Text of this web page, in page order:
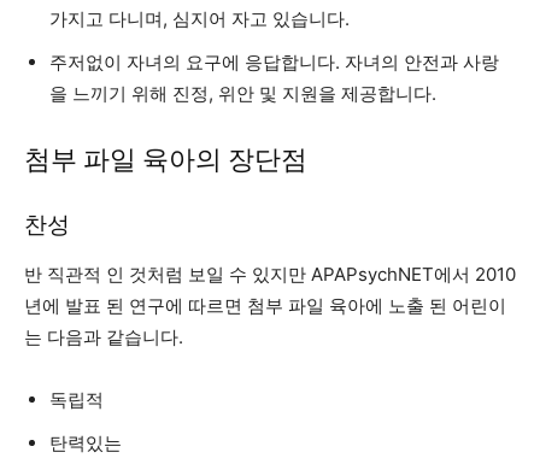
가지고 다니며, 심지어 자고 있습니다.
주저없이 자녀의 요구에 응답합니다. 자녀의 안전과 사랑
을 느끼기 위해 진정, 위안 및 지원을 제공합니다.
첨부 파일 육아의 장단점
찬성
반 직관적 인 것처럼 보일 수 있지만 APAPsychNET에서 2010
년에 발표 된 연구에 따르면 첨부 파일 육아에 노출 된 어린이
는 다음과 같습니다.
독립적
탄력있는